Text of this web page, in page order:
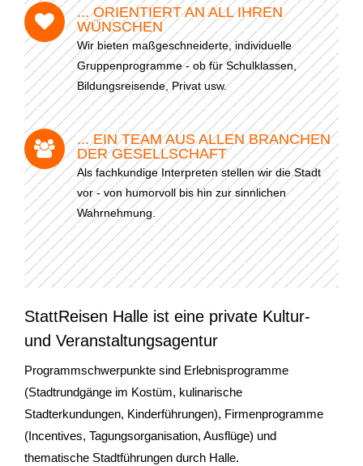
- Stadtrundgänge
- Kinder & Schulklassen
- Polizeiruf-Touren
- Kulinarische Stadtführungen
- Ausflüge & Touren
- Stadtspiele-Outdoor Games
- Firmenangebote
- Weihnachtsangebote
Gutscheine & Geschenke
- Geschenksets
- Bücher
... ORIENTIERT AN ALL IHREN
WÜNSCHEN
Wir bieten maßgeschneiderte, individuelle
Gruppenprogramme - ob für Schulklassen,
Bildungsreisende, Privat usw.
... EIN TEAM AUS ALLEN BRANCHEN
DER GESELLSCHAFT
Als fachkundige Interpreten stellen wir die Stadt
vor - von humorvoll bis hin zur sinnlichen
Wahrnehmung.
StattReisen Halle ist eine private Kultur-
und Veranstaltungsagentur
Programmschwerpunkte sind Erlebnisprogramme
(Stadtrundgänge im Kostüm, kulinarische
Stadterkundungen, Kinderführungen), Firmenprogramme
(Incentives, Tagungsorganisation, Ausflüge) und
thematische Stadtführungen durch Halle.